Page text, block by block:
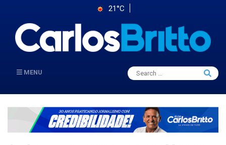
21°C
MENU
Search
for:
Search